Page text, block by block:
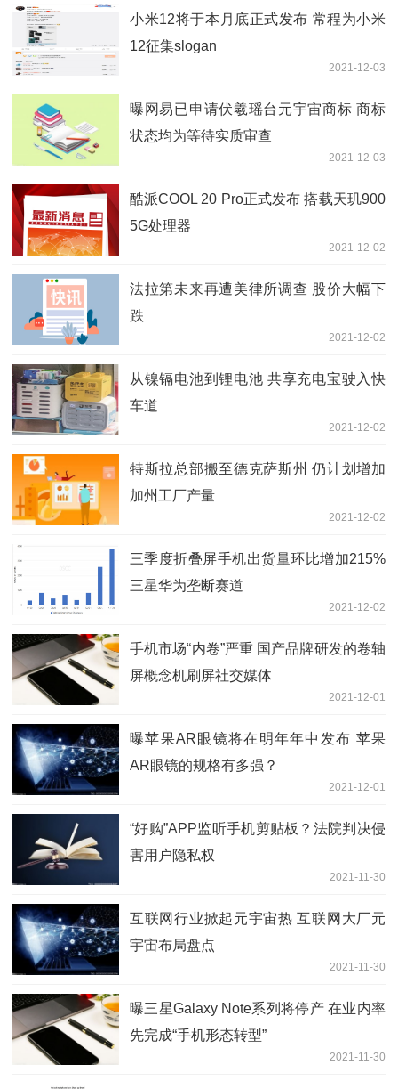
小米12将于本月底正式发布 常程为小米
12征集slogan
2021-12-03
曝网易已申请伏羲瑶台元宇宙商标 商标
状态均为等待实质审查
2021-12-03
酷派COOL 20 Pro正式发布 搭载天玑900
5G处理器
2021-12-02
法拉第未来再遭美律所调查 股价大幅下
跌
2021-12-02
从镍镉电池到锂电池 共享充电宝驶入快
车道
2021-12-02
特斯拉总部搬至德克萨斯州 仍计划增加
加州工厂产量
2021-12-02
三季度折叠屏手机出货量环比增加215%
三星华为垄断赛道
2021-12-02
手机市场“内卷”严重 国产品牌研发的卷轴
屏概念机刷屏社交媒体
2021-12-01
曝苹果AR眼镜将在明年年中发布 苹果
AR眼镜的规格有多强？
2021-12-01
“好购”APP监听手机剪贴板？法院判决侵
害用户隐私权
2021-11-30
互联网行业掀起元宇宙热 互联网大厂元
宇宙布局盘点
2021-11-30
曝三星Galaxy Note系列将停产 在业内率
先完成“手机形态转型”
2021-11-30